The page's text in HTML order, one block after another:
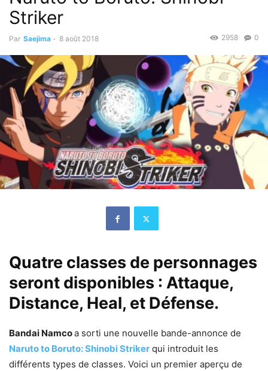
Striker
Par Saejima - 8 août 2018 0
2958
Quatre classes de personnages
seront disponibles : Attaque,
Distance, Heal, et Défense.
Bandai Namcoa sorti une nouvelle bande-annonce de
Naruto to Boruto: Shinobi Striker qui introduit les
différents types de classes. Voici un premier aperçu de